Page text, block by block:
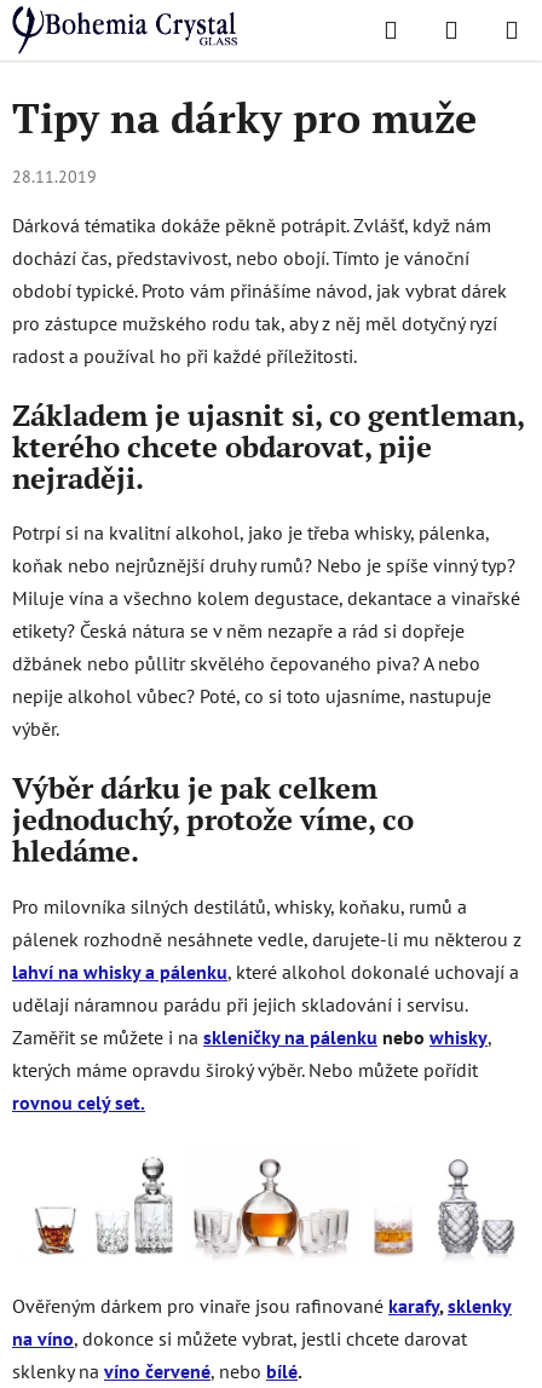
Přejít
na
obsah
Hledat
KOŠÍK
Domů
/ O skle Tipy na dárky pro muže
Tipy na dárky pro muže
28.11.2019
Dárková tématika dokáže pěkně potrápit. Zvlášť, když nám
dochází čas, představivost, nebo obojí. Tímto je vánoční
období typické. Proto vám přinášíme návod, jak vybrat dárek
pro zástupce mužského rodu tak, aby z něj měl dotyčný ryzí
radost a používal ho při každé příležitosti.
Základem je ujasnit si, co gentleman,
kterého chcete obdarovat, pije
nejraději.
Potrpí si na kvalitní alkohol, jako je třeba whisky, pálenka,
koňak nebo nejrůznější druhy rumů? Nebo je spíše vinný typ?
Miluje vína a všechno kolem degustace, dekantace a vinařské
etikety? Česká nátura se v něm nezapře a rád si dopřeje
džbánek nebo půllitr skvělého čepovaného piva? A nebo
nepije alkohol vůbec? Poté, co si toto ujasníme, nastupuje
výběr.
Výběr dárku je pak celkem
jednoduchý, protože víme, co
hledáme.
Pro milovníka silných destilátů, whisky, koňaku, rumů a
pálenek rozhodně nesáhnete vedle, darujete-li mu některou z
lahví na whisky a pálenku, které alkohol dokonalé uchovají a
udělají náramnou parádu při jejich skladování i servisu.
Zaměřit se můžete i na skleničky na pálenku nebo whisky,
kterých máme opravdu široký výběr. Nebo můžete pořídit
rovnou celý set.
Ověřeným dárkem pro vinaře jsou rafinované karafy, sklenky
na víno, dokonce si můžete vybrat, jestli chcete darovat
sklenky na víno červené, nebo bílé.